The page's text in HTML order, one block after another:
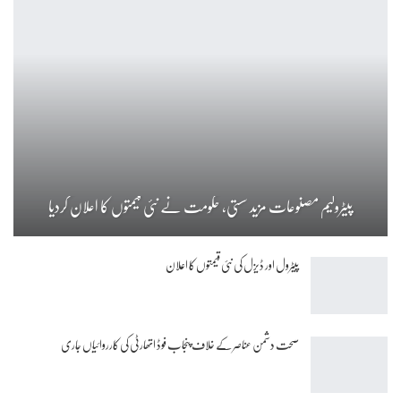
پیٹرولیم مصنوعات مزید سستی، حکومت نے نئی قیمتوں کا اعلان کردیا
پیٹرول اور ڈیزل کی نئی قیمتوں کا اعلان
صحت دشمن عناصر کے خلاف پنجاب فوڈ اتھارٹی کی کارروائیاں جاری